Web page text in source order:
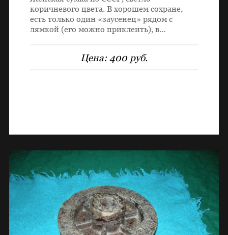
коричневого цвета. В хорошем сохране,
есть только один «заусенец» рядом с
лямкой (его можно приклеить), в…
Цена:400 руб.